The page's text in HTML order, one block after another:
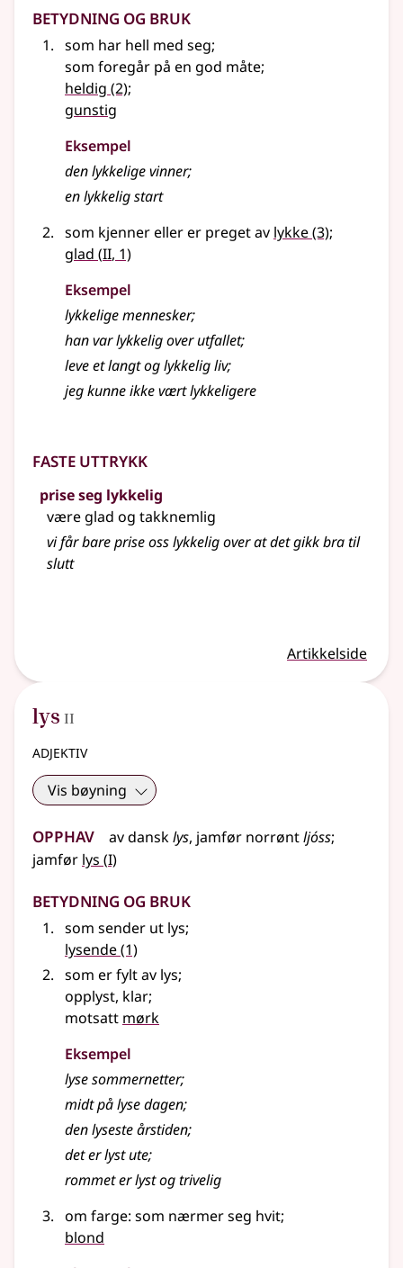
Betydning og bruk
som har hell med seg;
som foregår på en god måte;
heldig (2);
gunstig
Eksempel
denlykkeligevinner;
enlykkeligstart
som kjenner eller er preget av lykke(3);
glad (2
II, 1)
Eksempel
lykkeligemennesker;
han varlykkeligover utfallet;
leve et langt oglykkeligliv;
jeg kunne ikke vært lykkeligere
Faste uttrykk
prise seg lykkelig
være glad og takknemlig
vi får bare prise oss lykkelig over at det gikk bra til
slutt
Artikkelside
lys 2
II
adjektiv
Vis bøyning
Opphav av dansklys, jamfør norrøntljóss;
jamfør lys (1
I)
Betydning og bruk
som sender ut lys;
lysende(1)
som er fylt av lys;
opplyst, klar;
motsatt mørk
Eksempel
lysesommernetter;
midt pålysedagen;
denlysesteårstiden;
det erlystute;
rommet erlystog trivelig
om farge: som nærmer seg hvit;
blond